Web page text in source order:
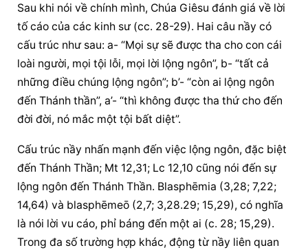
Sau khi nói về chính mình, Chúa Giêsu đánh giá về lời
tố cáo của các kinh sư (cc. 28-29). Hai câu nầy có
cấu trúc như sau: a- “Mọi sự sẽ được tha cho con cái
loài người, mọi tội lỗi, mọi lời lộng ngôn”, b- “tất cả
những điều chúng lộng ngôn”; b’- “còn ai lộng ngôn
đến Thánh thần”, a’- “thì không được tha thứ cho đến
đời đời, nó mắc một tội bất diệt”.
Cấu trúc nầy nhấn mạnh đến việc lộng ngôn, đặc biệt
đến Thánh Thần; Mt 12,31; Lc 12,10 cũng nói đến sự
lộng ngôn đến Thánh Thần. Blasphēmia (3,28; 7,22;
14,64) và blasphēmeō (2,7; 3,28.29; 15,29), có nghĩa
là nói lời vu cáo, phỉ báng đến một ai (c. 28; 15,29).
Trong đa số trường hợp khác, động từ nầy liên quan